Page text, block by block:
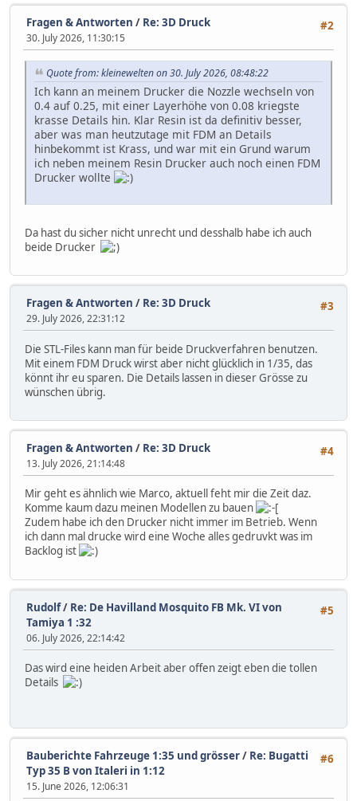
#2
Fragen & Antworten / Re: 3D Druck
30. July 2026, 11:30:15
Quote from: kleinewelten on 30. July 2026, 08:48:22
Ich kann an meinem Drucker die Nozzle wechseln von
0.4 auf 0.25, mit einer Layerhöhe von 0.08 kriegste
krasse Details hin. Klar Resin ist da definitiv besser,
aber was man heutzutage mit FDM an Details
hinbekommt ist Krass, und war mit ein Grund warum
ich neben meinem Resin Drucker auch noch einen FDM
Drucker wollte
Da hast du sicher nicht unrecht und desshalb habe ich auch
beide Drucker
#3
Fragen & Antworten / Re: 3D Druck
29. July 2026, 22:31:12
Die STL-Files kann man für beide Druckverfahren benutzen.
Mit einem FDM Druck wirst aber nicht glücklich in 1/35, das
könnt ihr eu sparen. Die Details lassen in dieser Grösse zu
wünschen übrig.
#4
Fragen & Antworten / Re: 3D Druck
13. July 2026, 21:14:48
Mir geht es ähnlich wie Marco, aktuell feht mir die Zeit daz.
Komme kaum dazu meinen Modellen zu bauen
Zudem habe ich den Drucker nicht immer im Betrieb. Wenn
ich dann mal drucke wird eine Woche alles gedruvkt was im
Backlog ist
#5
Rudolf/ Re: De Havilland Mosquito FB Mk. VI von
Tamiya 1 :32
06. July 2026, 22:14:42
Das wird eine heiden Arbeit aber offen zeigt eben die tollen
Details
#6
Bauberichte Fahrzeuge 1:35 und grösser/ Re: Bugatti
Typ 35 B von Italeri in 1:12
15. June 2026, 12:06:31